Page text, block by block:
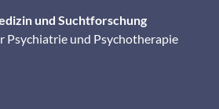
und Suchtforschung
und Psychotherapie